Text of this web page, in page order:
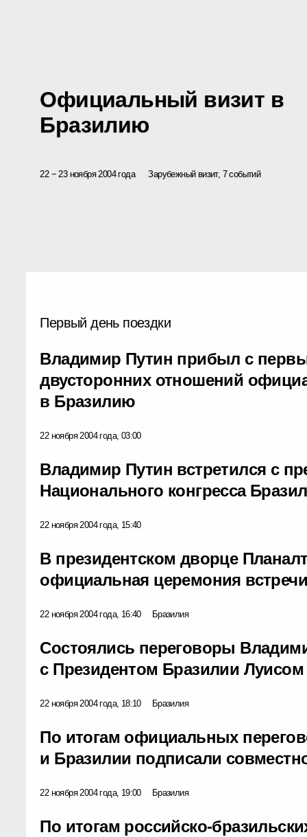
Официальный визит в
Бразилию
22 − 23 ноября 2004 года Зарубежный визит, 7 событий
Первый день поездки
Владимир Путин прибыл с
двусторонних отношений
в Бразилию
22 ноября 2004 года, 03:00
Владимир Путин встретился с
Национального конгресса
22 ноября 2004 года, 15:40
В президентском дворце
официальная церемония
22 ноября 2004 года, 16:40 Бразилия
Состоялись переговоры
с Президентом Бразилии
22 ноября 2004 года, 18:10 Бразилия
По итогам официальных
и Бразилии подписали
22 ноября 2004 года, 19:00 Бразилия
По итогам российско-